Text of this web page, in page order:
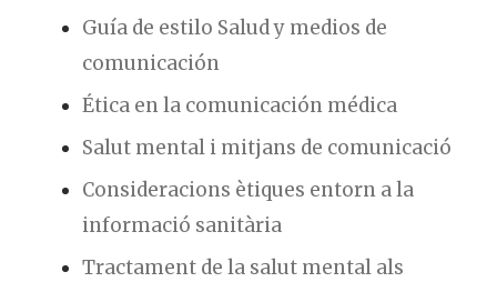
Guía de estilo Salud y medios de
comunicación
Ética en la comunicación médica
Salut mental i mitjans de comunicació
Consideracions ètiques entorn a la
informació sanitària
Tractament de la salut mental als